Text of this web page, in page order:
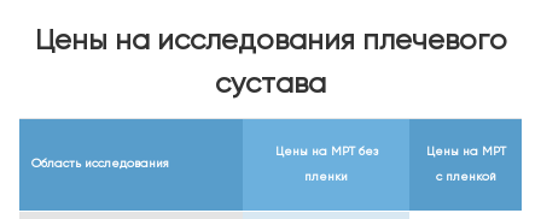
Цены на исследования плечевого
сустава
Область исследования
Цены на МРТ без
пленки
Цены на МРТ
с пленкой